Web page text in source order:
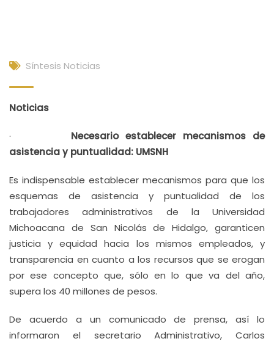
Síntesis Noticias
Noticias
· Necesario establecer mecanismos de
asistencia y puntualidad: UMSNH
Es indispensable establecer mecanismos para que los
esquemas de asistencia y puntualidad de los
trabajadores administrativos de la Universidad
Michoacana de San Nicolás de Hidalgo, garanticen
justicia y equidad hacia los mismos empleados, y
transparencia en cuanto a los recursos que se erogan
por ese concepto que, sólo en lo que va del año,
supera los 40 millones de pesos.
De acuerdo a un comunicado de prensa, así lo
informaron el secretario Administrativo, Carlos